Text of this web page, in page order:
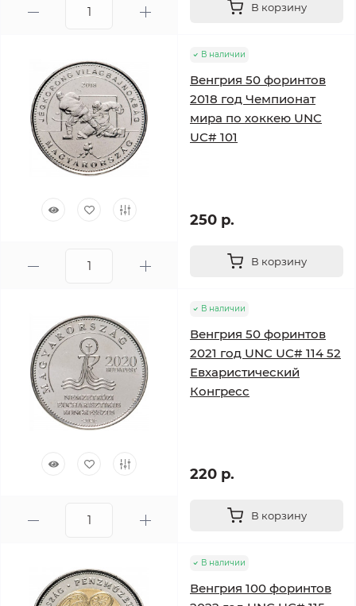
В корзину
В наличии
Венгрия 50 форинтов
2018 год Чемпионат
мира по хоккею UNC
UC# 101
250 р.
В корзину
В наличии
Венгрия 50 форинтов
2021 год UNC UC# 114 52
Евхаристический
Конгресс
220 р.
В корзину
В наличии
Венгрия 100 форинтов